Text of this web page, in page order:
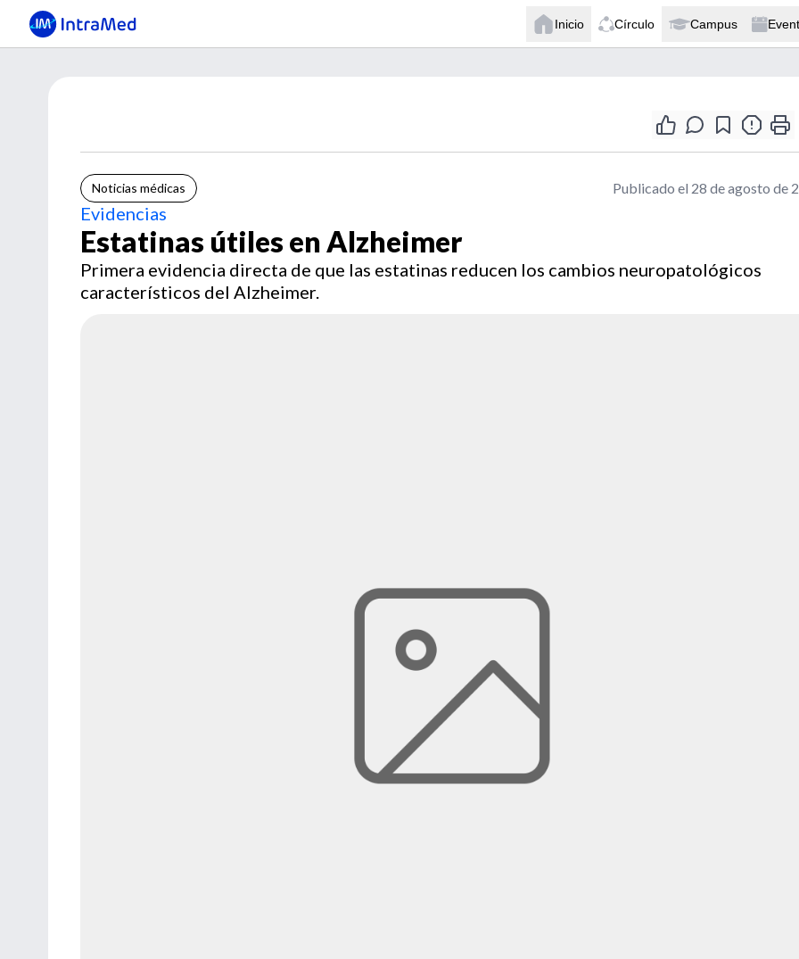
Inicio Círculo Campus
Noticias médicas Publicado el 28 de agosto de
Evidencias
Estatinas útiles en Alzheimer
Primera evidencia directa de que las estatinas reducen los cambios neuropatológicos
característicos del Alzheimer.